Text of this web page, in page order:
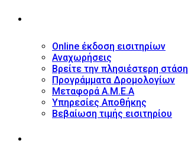
Online έκδοση εισιτηρίων
Αναχωρήσεις
Βρείτε την πλησιέστερη στάση
Προγράμματα Δρομολογίων
Μεταφορά Α.Μ.Ε.Α
Υπηρεσίες Αποθήκης
Βεβαίωση τιμής εισιτηρίου